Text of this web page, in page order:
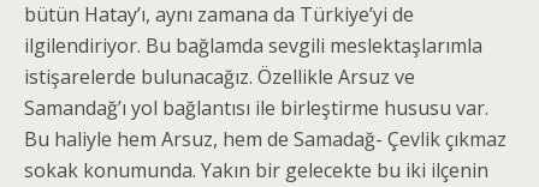
bütün Hatay’ı, aynı zamana da Türkiye’yi de
ilgilendiriyor. Bu bağlamda sevgili meslektaşlarımla
istişarelerde bulunacağız. Özellikle Arsuz ve
Samandağ’ı yol bağlantısı ile birleştirme hususu var.
Bu haliyle hem Arsuz, hem de Samadağ- Çevlik çıkmaz
sokak konumunda. Yakın bir gelecekte bu iki ilçenin